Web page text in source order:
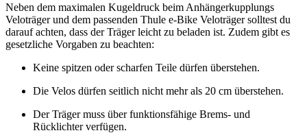
Neben dem maximalen Kugeldruck beim Anhängerkupplungs
Veloträger und dem passenden Thule e-Bike Veloträger solltest du
darauf achten, dass der Träger leicht zu beladen ist. Zudem gibt es
gesetzliche Vorgaben zu beachten:
Keine spitzen oder scharfen Teile dürfen überstehen.
Die Velos dürfen seitlich nicht mehr als 20 cm überstehen.
Der Träger muss über funktionsfähige Brems- und
Rücklichter verfügen.